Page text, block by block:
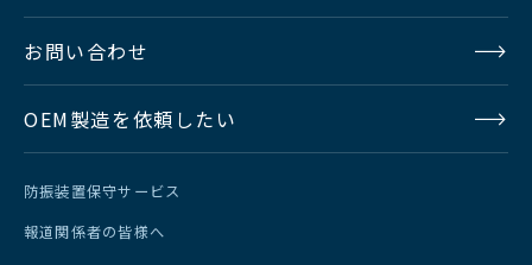
お問い合わせ
OEM製造を依頼したい
防振装置保守サービス
報道関係者の皆様へ